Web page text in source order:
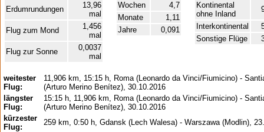
Erdumrundungen
13,96
mal
Flug zum Mond
1,456
mal
Flug zur Sonne
0,0037
mal
Wochen
4,7
Monate
1,11
Jahre
0,091
Kontinental
ohne Inland
Interkontinental
Sonstige Flüge
weitester
Flug:
11,906 km, 15:15 h, Roma (Leonardo da Vinci/Fiumicino) -
(Arturo Merino Benítez), 30.10.2016
längster
Flug:
15:15 h, 11,906 km, Roma (Leonardo da Vinci/Fiumicino) -
(Arturo Merino Benítez), 30.10.2016
kürzester
Flug:
259 km, 0:50 h, Gdansk (Lech Walesa) - Warszawa (Modlin),